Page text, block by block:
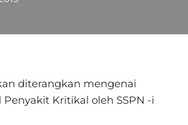
diterangkan mengenai
Kritikal oleh SSPN -i